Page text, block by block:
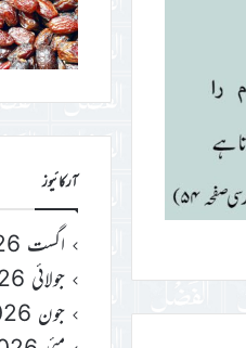
آرکائیوز
اگست 2026
جولائی 2026
جون 2026